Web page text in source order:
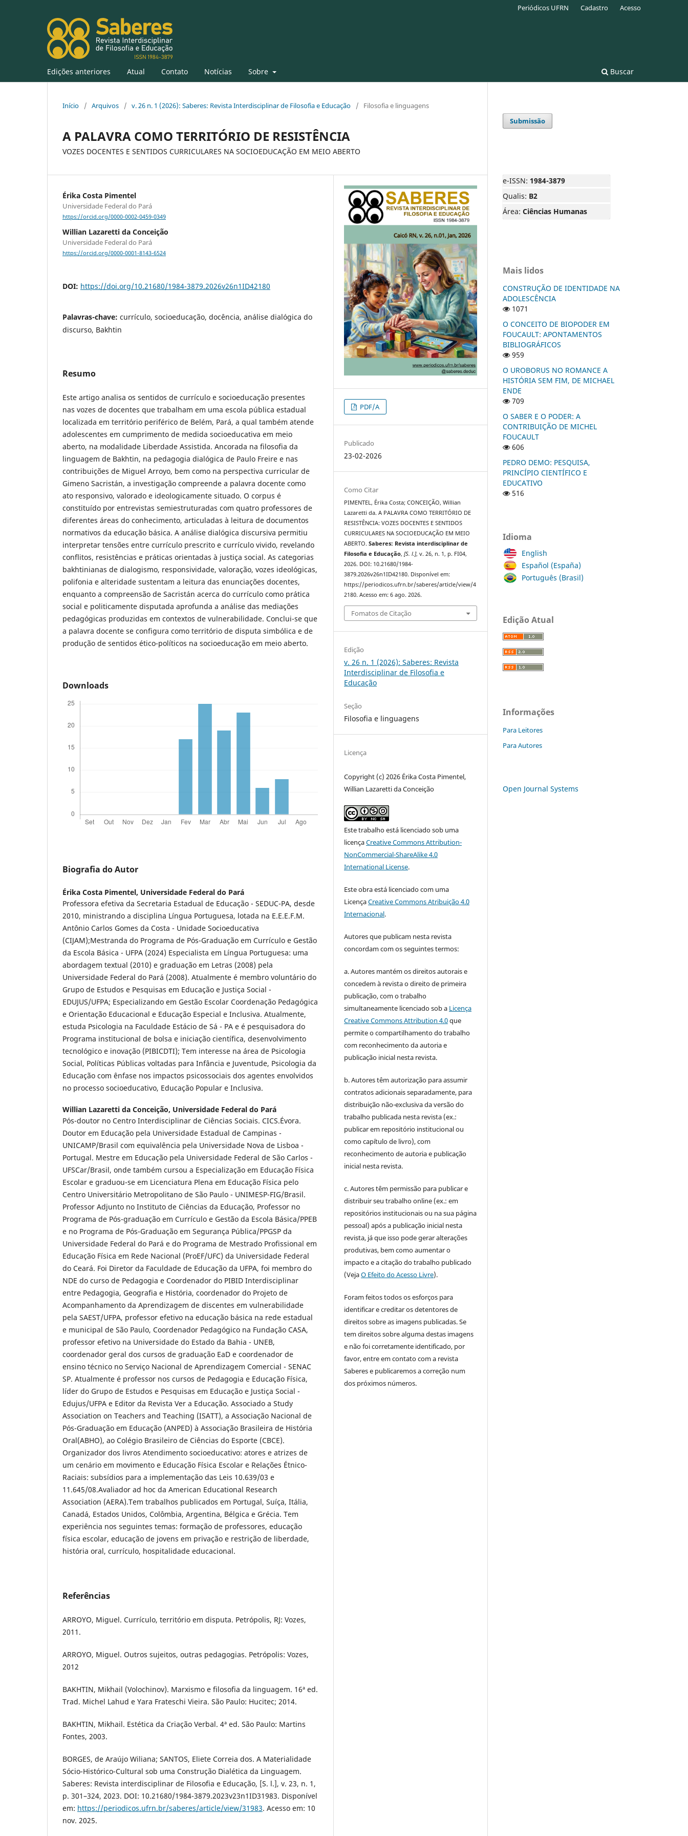
Edições anteriores Atual Contato Notícias Sobre Buscar
Periódicos UFRN Cadastro Acesso
Início / Arquivos / v. 26 n. 1 (2026): Saberes: Revista Interdisciplinar de Filosofia e Educação / Filosofia e linguagens
A PALAVRA COMO TERRITÓRIO DE RESISTÊNCIA
VOZES DOCENTES E SENTIDOS CURRICULARES NA SOCIOEDUCAÇÃO EM MEIO ABERTO
Érika Costa Pimentel
Universidade Federal do Pará
https://orcid.org/0000-0002-0459-0349
Willian Lazaretti da Conceição
Universidade Federal do Pará
https://orcid.org/0000-0001-8143-6524
DOI: https://doi.org/10.21680/1984-3879.2026v26n1ID42180
Palavras-chave: currículo, socioeducação, docência, análise dialógica do
discurso, Bakhtin
Resumo
Este artigo analisa os sentidos de currículo e socioeducação presentes
nas vozes de docentes que trabalham em uma escola pública estadual
localizada em território periférico de Belém, Pará, a qual também atende
adolescentes em cumprimento de medida socioeducativa em meio
aberto, na modalidade Liberdade Assistida. Ancorada na filosofia da
linguagem de Bakhtin, na pedagogia dialógica de Paulo Freire e nas
contribuições de Miguel Arroyo, bem como na perspectiva curricular de
Gimeno Sacristán, a investigação compreende a palavra docente como
ato responsivo, valorado e ideologicamente situado. O corpus é
constituído por entrevistas semiestruturadas com quatro professores de
diferentes áreas do conhecimento, articuladas à leitura de documentos
normativos da educação básica. A análise dialógica discursiva permitiu
interpretar tensões entre currículo prescrito e currículo vivido, revelando
conflitos, resistências e práticas orientadas à justiça social. As categorias
bakhtinianas de dialogismo, responsividade, valoração, vozes ideológicas,
polifonia e alteridade sustentam a leitura das enunciações docentes,
enquanto a compreensão de Sacristán acerca do currículo como prática
social e politicamente disputada aprofunda a análise das mediações
pedagógicas produzidas em contextos de vulnerabilidade. Conclui-se que
a palavra docente se configura como território de disputa simbólica e de
produção de sentidos ético-políticos na socioeducação em meio aberto.
Downloads
Biografia do Autor
Érika Costa Pimentel, Universidade Federal do Pará
Professora efetiva da Secretaria Estadual de Educação - SEDUC-PA, desde
2010, ministrando a disciplina Língua Portuguesa, lotada na E.E.E.F.M.
Antônio Carlos Gomes da Costa - Unidade Socioeducativa
(CIJAM);Mestranda do Programa de Pós-Graduação em Currículo e Gestão
da Escola Básica - UFPA (2024) Especialista em Língua Portuguesa: uma
abordagem textual (2010) e graduação em Letras (2008) pela
Universidade Federal do Pará (2008). Atualmente é membro voluntário do
Grupo de Estudos e Pesquisas em Educação e Justiça Social -
EDUJUS/UFPA; Especializando em Gestão Escolar Coordenação Pedagógica
e Orientação Educacional e Educação Especial e Inclusiva. Atualmente,
estuda Psicologia na Faculdade Estácio de Sá - PA e é pesquisadora do
Programa institucional de bolsa e iniciação científica, desenvolvimento
tecnológico e inovação (PIBICDTI); Tem interesse na área de Psicologia
Social, Políticas Públicas voltadas para Infância e Juventude, Psicologia da
Educação com ênfase nos impactos psicossociais dos agentes envolvidos
no processo socioeducativo, Educação Popular e Inclusiva.
Willian Lazaretti da Conceição, Universidade Federal do Pará
Pós-doutor no Centro Interdisciplinar de Ciências Sociais. CICS.Évora.
Doutor em Educação pela Universidade Estadual de Campinas -
UNICAMP/Brasil com equivalência pela Universidade Nova de Lisboa -
Portugal. Mestre em Educação pela Universidade Federal de São Carlos -
UFSCar/Brasil, onde também cursou a Especialização em Educação Física
Escolar e graduou-se em Licenciatura Plena em Educação Física pelo
Centro Universitário Metropolitano de São Paulo - UNIMESP-FIG/Brasil.
Professor Adjunto no Instituto de Ciências da Educação, Professor no
Programa de Pós-graduação em Currículo e Gestão da Escola Básica/PPEB
e no Programa de Pós-Graduação em Segurança Pública/PPGSP da
Universidade Federal do Pará e do Programa de Mestrado Profissional em
Educação Física em Rede Nacional (ProEF/UFC) da Universidade Federal
do Ceará. Foi Diretor da Faculdade de Educação da UFPA, foi membro do
NDE do curso de Pedagogia e Coordenador do PIBID Interdisciplinar
entre Pedagogia, Geografia e História, coordenador do Projeto de
Acompanhamento da Aprendizagem de discentes em vulnerabilidade
pela SAEST/UFPA, professor efetivo na educação básica na rede estadual
e municipal de São Paulo, Coordenador Pedagógico na Fundação CASA,
professor efetivo na Universidade do Estado da Bahia - UNEB,
coordenador geral dos cursos de graduação EaD e coordenador de
ensino técnico no Serviço Nacional de Aprendizagem Comercial - SENAC
SP. Atualmente é professor nos cursos de Pedagogia e Educação Física,
líder do Grupo de Estudos e Pesquisas em Educação e Justiça Social -
Edujus/UFPA e Editor da Revista Ver a Educação. Associado a Study
Association on Teachers and Teaching (ISATT), a Associação Nacional de
Pós-Graduação em Educação (ANPED) à Associação Brasileira de História
Oral(ABHO), ao Colégio Brasileiro de Ciências do Esporte (CBCE).
Organizador dos livros Atendimento socioeducativo: atores e atrizes de
um cenário em movimento e Educação Física Escolar e Relações Étnico-
Raciais: subsídios para a implementação das Leis 10.639/03 e
11.645/08.Avaliador ad hoc da American Educational Research
Association (AERA).Tem trabalhos publicados em Portugal, Suíça, Itália,
Canadá, Estados Unidos, Colômbia, Argentina, Bélgica e Grécia. Tem
experiência nos seguintes temas: formação de professores, educação
física escolar, educação de jovens em privação e restrição de liberdade,
história oral, currículo, hospitalidade educacional.
Referências
ARROYO, Miguel. Currículo, território em disputa. Petrópolis, RJ: Vozes,
2011.
ARROYO, Miguel. Outros sujeitos, outras pedagogias. Petrópolis: Vozes,
2012
BAKHTIN, Mikhail (Volochinov). Marxismo e filosofia da linguagem. 16ª ed.
Trad. Michel Lahud e Yara Frateschi Vieira. São Paulo: Hucitec; 2014.
BAKHTIN, Mikhail. Estética da Criação Verbal. 4ª ed. São Paulo: Martins
Fontes, 2003.
BORGES, de Araújo Wiliana; SANTOS, Eliete Correia dos. A Materialidade
Sócio-Histórico-Cultural sob uma Construção Dialética da Linguagem.
Saberes: Revista interdisciplinar de Filosofia e Educação, [S. l.], v. 23, n. 1,
p. 301–324, 2023. DOI: 10.21680/1984-3879.2023v23n1ID31983. Disponível
em: https://periodicos.ufrn.br/saberes/article/view/31983. Acesso em: 10
nov. 2025.
PDF/A
Publicado
23-02-2026
Como Citar
PIMENTEL, Érika Costa; CONCEIÇÃO, Willian
Lazaretti da. A PALAVRA COMO TERRITÓRIO DE
RESISTÊNCIA: VOZES DOCENTES E SENTIDOS
CURRICULARES NA SOCIOEDUCAÇÃO EM MEIO
ABERTO.Saberes: Revista interdisciplinar de
Filosofia e Educação,[S. l.], v. 26, n. 1, p. FI04,
2026. DOI: 10.21680/1984-
3879.2026v26n1ID42180. Disponível em:
https://periodicos.ufrn.br/saberes/article/view/4
2180. Acesso em: 6 ago. 2026.
Fomatos de Citação
Edição
v. 26 n. 1 (2026): Saberes: Revista
Interdisciplinar de Filosofia e
Educação
Seção
Filosofia e linguagens
Licença
Copyright (c) 2026 Érika Costa Pimentel,
Willian Lazaretti da Conceição
Este trabalho está licenciado sob uma
licençaCreative Commons Attribution-
NonCommercial-ShareAlike 4.0
International License.
Este obra está licenciado com uma
LicençaCreative Commons Atribuição 4.0
Internacional.
Autores que publicam nesta revista
concordam com os seguintes termos:
a. Autores mantém os direitos autorais e
concedem à revista o direito de primeira
publicação, com o trabalho
simultaneamente licenciado sob a Licença
Creative Commons Attribution 4.0que
permite o compartilhamento do trabalho
com reconhecimento da autoria e
publicação inicial nesta revista.
b. Autores têm autorização para assumir
contratos adicionais separadamente, para
distribuição não-exclusiva da versão do
trabalho publicada nesta revista (ex.:
publicar em repositório institucional ou
como capítulo de livro), com
reconhecimento de autoria e publicação
inicial nesta revista.
c. Autores têm permissão para publicar e
distribuir seu trabalho online (ex.: em
repositórios institucionais ou na sua página
pessoal) após a publicação inicial nesta
revista, já que isso pode gerar alterações
produtivas, bem como aumentar o
impacto e a citação do trabalho publicado
(VejaO Efeito do Acesso Livre).
Foram feitos todos os esforços para
identificar e creditar os detentores de
direitos sobre as imagens publicadas. Se
tem direitos sobre alguma destas imagens
e não foi corretamente identificado, por
favor, entre em contato com a revista
Saberes e publicaremos a correção num
dos próximos números.
Submissão
e-ISSN: 1984-3879
Qualis: B2
Área: Ciências Humanas
Mais lidos
CONSTRUÇÃO DE IDENTIDADE NA
ADOLESCÊNCIA
1071
O CONCEITO DE BIOPODER EM
FOUCAULT: APONTAMENTOS
BIBLIOGRÁFICOS
959
O UROBORUS NO ROMANCE A
HISTÓRIA SEM FIM, DE MICHAEL
ENDE
709
O SABER E O PODER: A
CONTRIBUIÇÃO DE MICHEL
FOUCAULT
606
PEDRO DEMO: PESQUISA,
PRINCÍPIO CIENTÍFICO E
EDUCATIVO
516
Idioma
English
Español (España)
Português (Brasil)
Edição Atual
Informações
Para Leitores
Para Autores
Open Journal Systems